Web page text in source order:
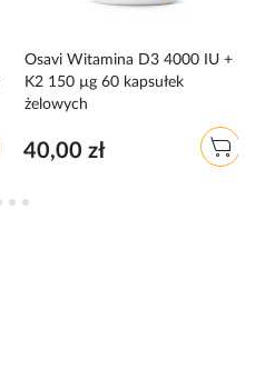
Osavi Witamina D3 4000 IU +
K2 150 µg 60 kapsułek
żelowych
40,00 zł